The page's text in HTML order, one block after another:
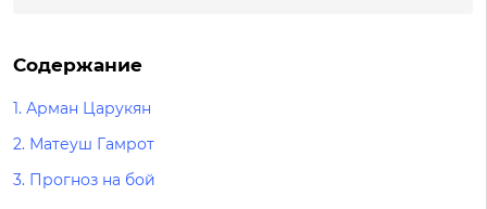
Содержание
1. Арман Царукян
2. Матеуш Гамрот
3. Прогноз на бой